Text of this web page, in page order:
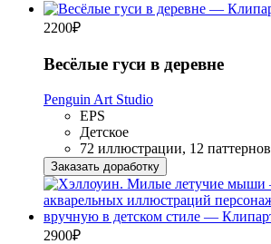
2200₽
Весёлые гуси в деревне
Penguin Art Studio
EPS
Детское
72 иллюстрации, 12 паттернов
Заказать доработку
2900₽